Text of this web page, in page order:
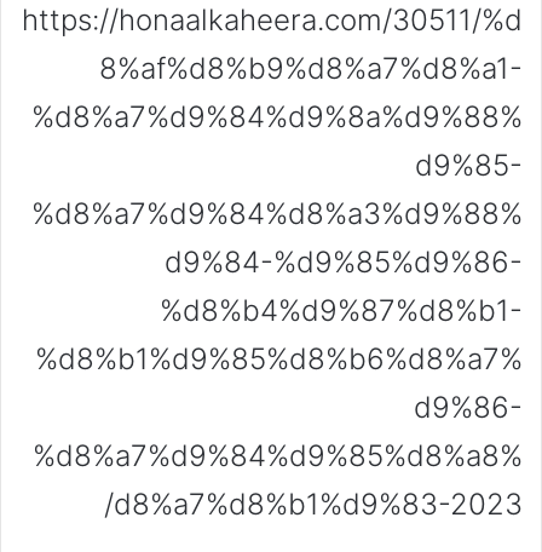
https://honaalkaheera.com/30511/%d
8%af%d8%b9%d8%a7%d8%a1-
%d8%a7%d9%84%d9%8a%d9%88%
d9%85-
%d8%a7%d9%84%d8%a3%d9%88%
d9%84-%d9%85%d9%86-
%d8%b4%d9%87%d8%b1-
%d8%b1%d9%85%d8%b6%d8%a7%
d9%86-
%d8%a7%d9%84%d9%85%d8%a8%
d8%a7%d8%b1%d9%83-2023/